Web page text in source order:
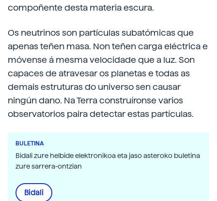
compoñente desta materia escura.
Os neutrinos son partículas subatómicas que
apenas teñen masa. Non teñen carga eléctrica e
móvense á mesma velocidade que a luz. Son
capaces de atravesar os planetas e todas as
demais estruturas do universo sen causar
ningún dano. Na Terra construíronse varios
observatorios paira detectar estas partículas.
BULETINA
Bidali zure helbide elektronikoa eta jaso asteroko buletina
zure sarrera-ontzian
Bidali